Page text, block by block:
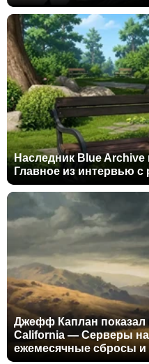
Наследник Blue
Главное из интервью с
Джефф Каплан показал
California — Серверы на
ежемесячные сбросы и